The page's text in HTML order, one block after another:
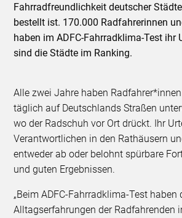
Fahrradfreundlichkeit deutscher
bestellt ist. 170.000 Radfahrerinnen
haben im ADFC-Fahrradklima-Test ihr
sind die Städte im Ranking.
Alle zwei Jahre haben
täglich auf Deutschlands Straßen
wo der Radschuh vor Ort drückt. Ihr
Verantwortlichen in den Rathäusern
entweder ab oder belohnt spürbare
und guten Ergebnissen.
„Beim ADFC-Fahrradklima-Test haben
Alltagserfahrungen der Radfahrenden